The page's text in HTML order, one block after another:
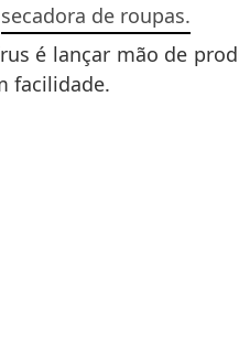
secadora de roupas.
é lançar mão de
facilidade.